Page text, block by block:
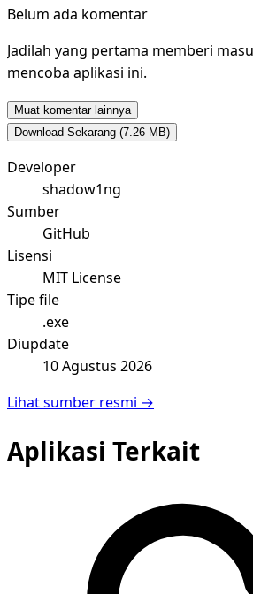
Belum ada komentar
Jadilah yang pertama memberi
mencoba aplikasi ini.
Muat komentar lainnya
Download Sekarang (7.26 MB)
Developer
shadow1ng
Sumber
GitHub
Lisensi
MIT License
Tipe file
.exe
Diupdate
10 Agustus 2026
Lihat sumber resmi →
Aplikasi Terkait